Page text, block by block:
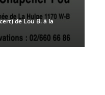
de Lou B. à la